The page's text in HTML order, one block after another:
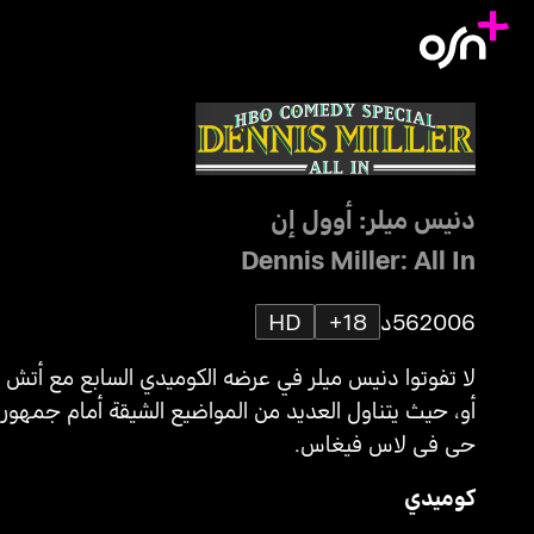
دنيس ميلر: أوول إن
Dennis Miller: All In
200656د 18+
HD
لا تفوتوا دنيس ميلر في عرضه الكوميدي السابع مع
أو، حيث يتناول العديد من المواضيع الشيقة أمام جمهور
حي في لاس فيغاس.
كوميدي